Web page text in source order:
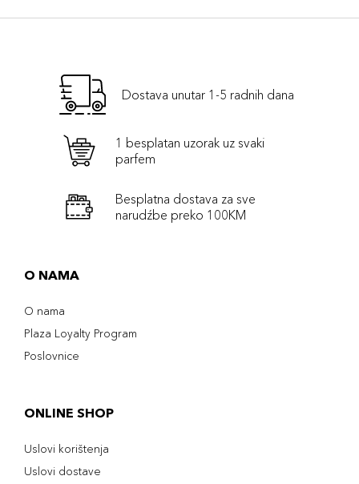
Dostava unutar 1-5 radnih dana
1 besplatan uzorak uz svaki
parfem
Besplatna dostava za sve
narudźbe preko 100KM
O NAMA
O nama
Plaza Loyalty Program
Poslovnice
ONLINE SHOP
Uslovi korištenja
Uslovi dostave